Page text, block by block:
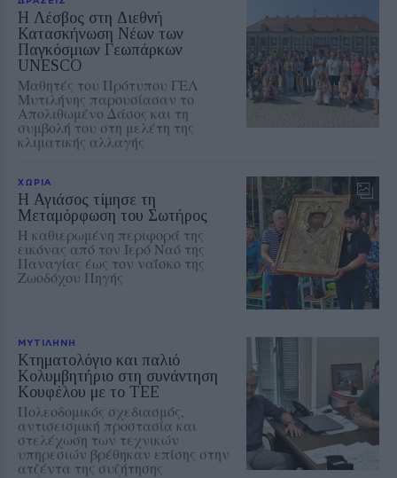
Η Λέσβος στη Διεθνή
Κατασκήνωση Νέων των
Παγκόσμιων Γεωπάρκων
UNESCO
Μαθητές του Πρότυπου ΓΕΛ
Μυτιλήνης παρουσίασαν το
Απολιθωμένο Δάσος και τη
συμβολή του στη μελέτη της
κλιματικής αλλαγής
ΧΩΡΙΑ
Η Αγιάσος τίμησε τη
Μεταμόρφωση του Σωτήρος
Η καθιερωμένη περιφορά της
εικόνας από τον Ιερό Ναό της
Παναγίας έως τον ναΐσκο της
Ζωοδόχου Πηγής
ΜΥΤΙΛΗΝΗ
Κτηματολόγιο και παλιό
Κολυμβητήριο στη συνάντηση
Κουφέλου με το ΤΕΕ
Πολεοδομικός σχεδιασμός,
αντισεισμική προστασία και
στελέχωση των τεχνικών
υπηρεσιών βρέθηκαν επίσης στην
ατζέντα της συζήτησης